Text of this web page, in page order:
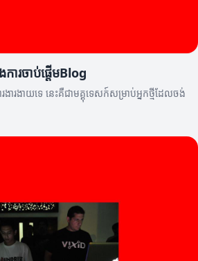
ការចាប់ផ្តើមBlog
ងារងាយទេ នេះគឺជាមគ្គុទេសក៍សម្រាប់អ្នកថ្មីដែលចង់